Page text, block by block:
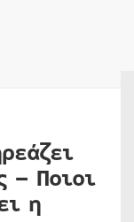
– Ποιοι
η